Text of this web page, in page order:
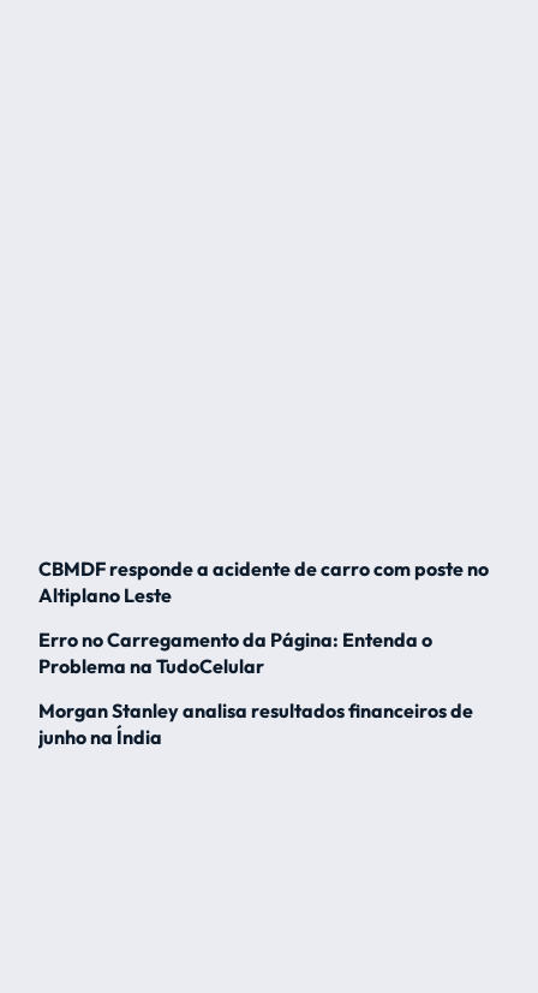
CBMDF responde a acidente de carro com poste no
Altiplano Leste
Erro no Carregamento da Página: Entenda o
Problema na TudoCelular
Morgan Stanley analisa resultados financeiros de
junho na Índia